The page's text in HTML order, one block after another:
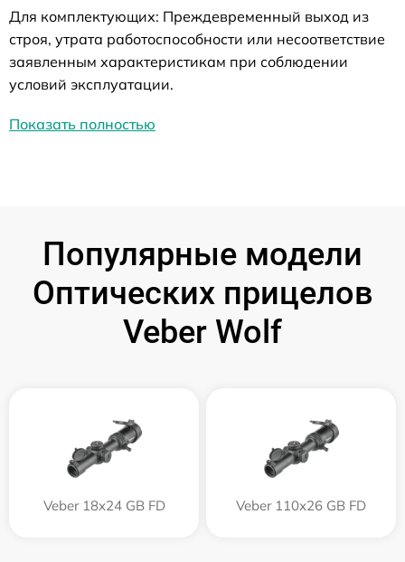
Для комплектующих: Преждевременный выход из
строя, утрата работоспособности или несоответствие
заявленным характеристикам при соблюдении
условий эксплуатации.
Показать полностью
Популярные модели
Оптических прицелов
Veber Wolf
Veber 18x24 GB FD Veber 110х26 GB FD